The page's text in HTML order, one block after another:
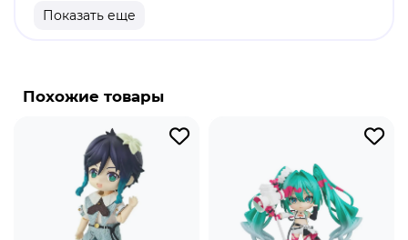
Высота: 10 см.
Бренд: Good Smile Company.
становится мастером-магом Арчера, воина духа.
Вместе они участвуют в войне между другими
магами и воинами, известной как Война Святого
Грааля. Рин - представительница потомственной
династии магов, основателей Войны Грааля. Отец
Показать еще
Похожие товары